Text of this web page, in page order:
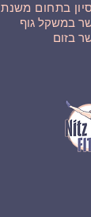
בתחום משנת 2008
במשקל גוף
בזום